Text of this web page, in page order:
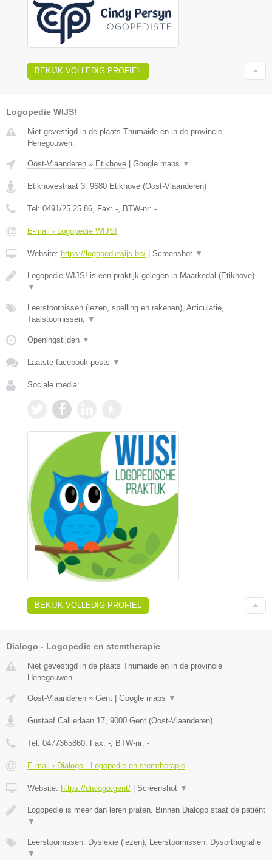
BEKIJK VOLLEDIG PROFIEL
Logopedie WIJS!
Niet gevestigd in de plaats Thumaide en in de provincie
Henegouwen.
Oost-Vlaanderen » Etikhove Google maps ▼
Etikhovestraat 3, 9680 Etikhove (Oost-Vlaanderen)
Tel: 0491/25 25 86, Fax: -, BTW-nr: -
E-mail › Logopedie WIJS!
Website: https://logopediewijs.be/ Screenshot ▼
Logopedie WIJS! is een praktijk gelegen in Maarkedal (Etikhove).
▼
Leerstoornissen (lezen, spelling en rekenen), Articulatie,
Taalstoornissen, ▼
Openingstijden ▼
Laatste facebook posts ▼
Sociale media:
BEKIJK VOLLEDIG PROFIEL
Dialogo - Logopedie en stemtherapie
Niet gevestigd in de plaats Thumaide en in de provincie
Henegouwen.
Oost-Vlaanderen » Gent Google maps ▼
Gustaaf Callierlaan 17, 9000 Gent (Oost-Vlaanderen)
Tel: 0477365860, Fax: -, BTW-nr: -
E-mail › Dialogo - Logopedie en stemtherapie
Website: https://dialogo.gent/ Screenshot ▼
Logopedie is meer dan leren praten. Binnen Dialogo staat de patiënt
▼
Leerstoornissen: Dyslexie (lezen), Leerstoornissen: Dysorthografie
▼